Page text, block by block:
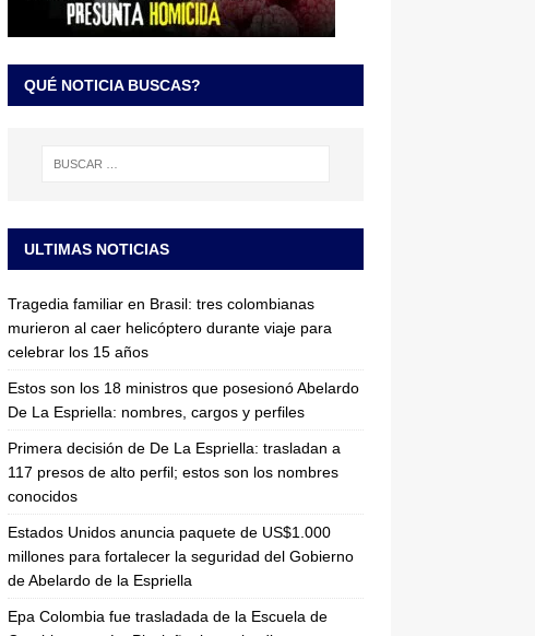
QUÉ NOTICIA BUSCAS?
ULTIMAS NOTICIAS
Tragedia familiar en Brasil: tres colombianas
murieron al caer helicóptero durante viaje para
celebrar los 15 años
Estos son los 18 ministros que posesionó Abelardo
De La Espriella: nombres, cargos y perfiles
Primera decisión de De La Espriella: trasladan a
117 presos de alto perfil; estos son los nombres
conocidos
Estados Unidos anuncia paquete de US$1.000
millones para fortalecer la seguridad del Gobierno
de Abelardo de la Espriella
Epa Colombia fue trasladada de la Escuela de